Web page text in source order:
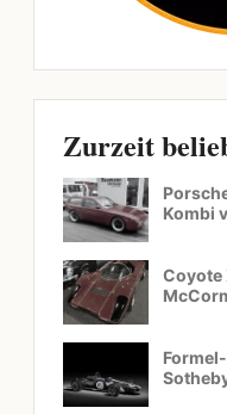
Zurzeit
Kombi
Coyote